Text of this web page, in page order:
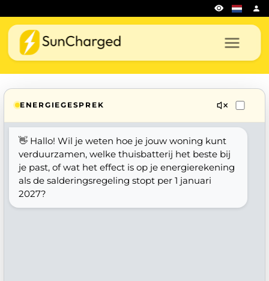
ENERGIEGESPREK
👋 Hallo! Wil je weten hoe je jouw woning kunt
verduurzamen, welke thuisbatterij het beste bij
je past, of wat het effect is op je energierekening
als de salderingsregeling stopt per 1 januari
2027?